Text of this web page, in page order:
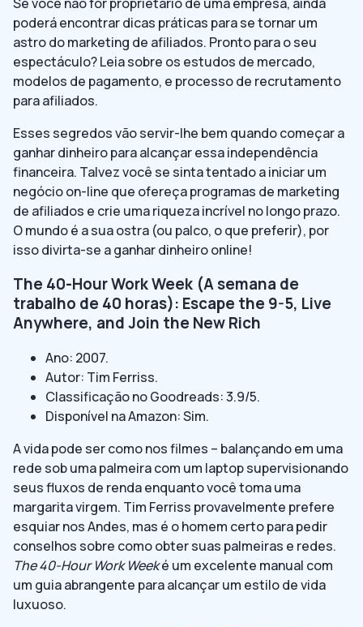
poderá encontrar dicas práticas para se tornar um
astro do marketing de afiliados. Pronto para o seu
espectáculo? Leia sobre os estudos de mercado,
modelos de pagamento, e processo de recrutamento
para afiliados.
Esses segredos vão servir-lhe bem quando começar a
ganhar dinheiro para alcançar essa independência
financeira. Talvez você se sinta tentado a iniciar um
negócio on-line que ofereça programas de marketing
de afiliados e crie uma riqueza incrível no longo prazo.
O mundo é a sua ostra (ou palco, o que preferir), por
isso divirta-se a ganhar dinheiro online!
The 40-Hour Work Week (A semana de
trabalho de 40 horas): Escape the 9-5, Live
Anywhere, and Join the New Rich
Ano: 2007.
Autor: Tim Ferriss.
Classificação no Goodreads: 3.9/5.
Disponível na Amazon: Sim.
A vida pode ser como nos filmes – balançando em uma
rede sob uma palmeira com um laptop supervisionando
seus fluxos de renda enquanto você toma uma
margarita virgem. Tim Ferriss provavelmente prefere
esquiar nos Andes, mas é o homem certo para pedir
conselhos sobre como obter suas palmeiras e redes.
The 40-Hour Work Weeké um excelente manual com
um guia abrangente para alcançar um estilo de vida
luxuoso.